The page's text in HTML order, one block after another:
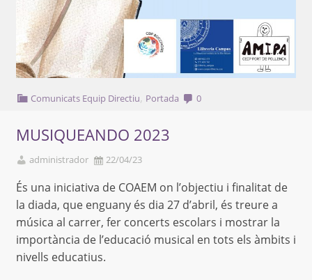
Comunicats Equip Directiu, Portada 0
MUSIQUEANDO 2023
administrador 22/04/23
És una iniciativa de COAEM on l’objectiu i finalitat de
la diada, que enguany és dia 27 d’abril, és treure a
música al carrer, fer concerts escolars i mostrar la
importància de l’educació musical en tots els àmbits i
nivells educatius.